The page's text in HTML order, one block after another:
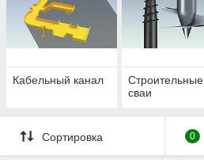
Кабельный канал
Строительные
сваи
Сортировка 0